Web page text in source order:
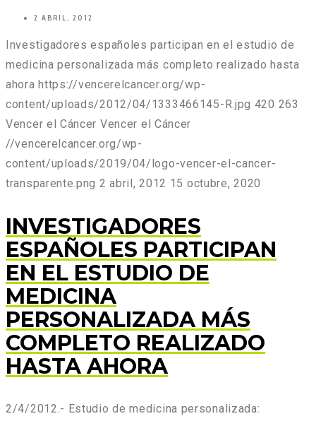
2 ABRIL, 2012
Investigadores españoles participan en el estudio de
medicina personalizada más completo realizado hasta
ahora https://vencerelcancer.org/wp-
content/uploads/2012/04/1333466145-R.jpg 420 263
Vencer el Cáncer Vencer el Cáncer
//vencerelcancer.org/wp-
content/uploads/2019/04/logo-vencer-el-cancer-
transparente.png 2 abril, 2012 15 octubre, 2020
INVESTIGADORES
ESPAÑOLES PARTICIPAN
EN EL ESTUDIO DE
MEDICINA
PERSONALIZADA MÁS
COMPLETO REALIZADO
HASTA AHORA
2/4/2012.- Estudio de medicina personalizada: